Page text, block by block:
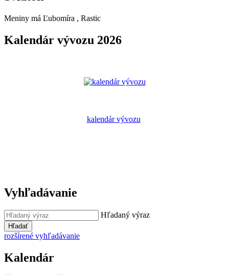
Meniny má Ľubomíra , Rastic
Kalendár vývozu 2026
kalendár vývozu
Vyhľadávanie
Hľadaný výraz
Hľadať
rozšírené vyhľadávanie
Kalendár